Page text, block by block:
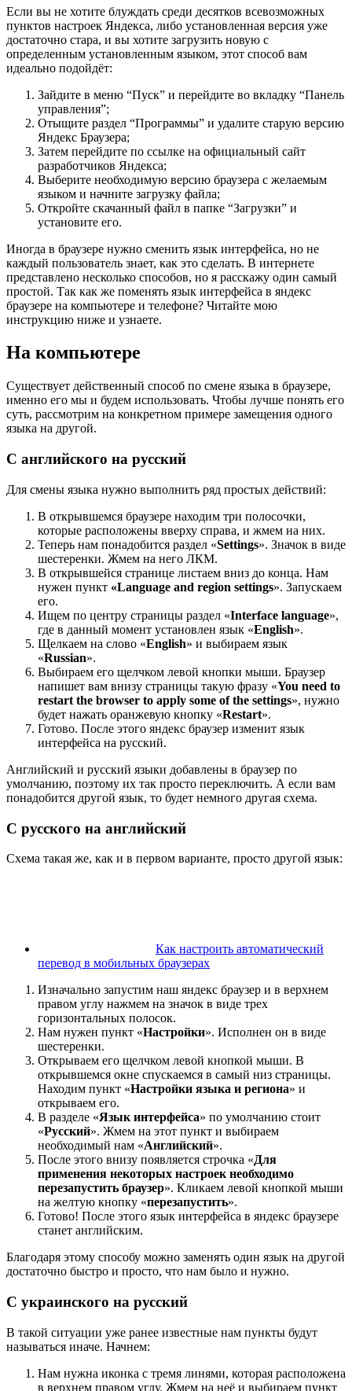
Если вы не хотите блуждать среди десятков всевозможных
пунктов настроек Яндекса, либо установленная версия уже
достаточно стара, и вы хотите загрузить новую с
определенным установленным языком, этот способ вам
идеально подойдёт:
Зайдите в меню “Пуск” и перейдите во вкладку “Панель
управления”;
Отыщите раздел “Программы” и удалите старую версию
Яндекс Браузера;
Затем перейдите по ссылке на официальный сайт
разработчиков Яндекса;
Выберите необходимую версию браузера с желаемым
языком и начните загрузку файла;
Откройте скачанный файл в папке “Загрузки” и
установите его.
Иногда в браузере нужно сменить язык интерфейса, но не
каждый пользователь знает, как это сделать. В интернете
представлено несколько способов, но я расскажу один самый
простой. Так как же поменять язык интерфейса в яндекс
браузере на компьютере и телефоне? Читайте мою
инструкцию ниже и узнаете.
На компьютере
Существует действенный способ по смене языка в браузере,
именно его мы и будем использовать. Чтобы лучше понять его
суть, рассмотрим на конкретном примере замещения одного
языка на другой.
С английского на русский
Для смены языка нужно выполнить ряд простых действий:
В открывшемся браузере находим три полосочки,
которые расположены вверху справа, и жмем на них.
Теперь нам понадобится раздел «Settings». Значок в виде
шестеренки. Жмем на него ЛКМ.
В открывшейся странице листаем вниз до конца. Нам
нужен пункт «Language and region settings». Запускаем
его.
Ищем по центру страницы раздел «Interface language»,
где в данный момент установлен язык «English».
Щелкаем на слово «English» и выбираем язык
«Russian».
Выбираем его щелчком левой кнопки мыши. Браузер
напишет вам внизу страницы такую фразу «You need to
restart the browser to apply some of the settings», нужно
будет нажать оранжевую кнопку «Restart».
Готово. После этого яндекс браузер изменит язык
интерфейса на русский.
Английский и русский языки добавлены в браузер по
умолчанию, поэтому их так просто переключить. А если вам
понадобится другой язык, то будет немного другая схема.
С русского на английский
Схема такая же, как и в первом варианте, просто другой язык:
Как настроить автоматический
перевод в мобильных браузерах
Изначально запустим наш яндекс браузер и в верхнем
правом углу нажмем на значок в виде трех
горизонтальных полосок.
Нам нужен пункт «Настройки». Исполнен он в виде
шестеренки.
Открываем его щелчком левой кнопкой мыши. В
открывшемся окне спускаемся в самый низ страницы.
Находим пункт «Настройки языка и региона» и
открываем его.
В разделе «Язык интерфейса» по умолчанию стоит
«Русский». Жмем на этот пункт и выбираем
необходимый нам «Английский».
После этого внизу появляется строчка «Для
применения некоторых настроек необходимо
перезапустить браузер». Кликаем левой кнопкой мыши
на желтую кнопку «перезапустить».
Готово! После этого язык интерфейса в яндекс браузере
станет английским.
Благодаря этому способу можно заменять один язык на другой
достаточно быстро и просто, что нам было и нужно.
С украинского на русский
В такой ситуации уже ранее известные нам пункты будут
называться иначе. Начнем:
Нам нужна иконка с тремя линями, которая расположена
в верхнем правом углу. Жмем на неё и выбираем пункт